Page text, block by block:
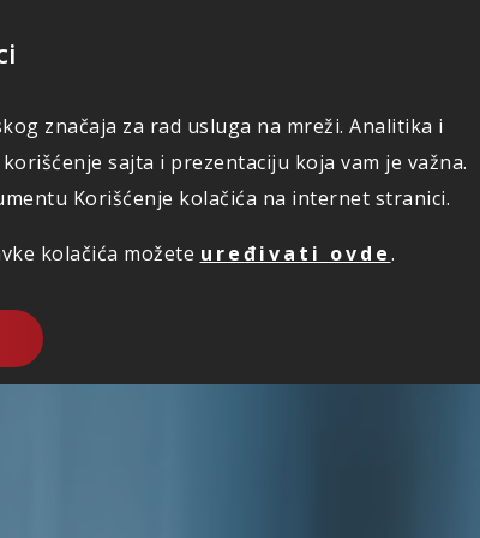
značaja za rad usluga na mreži. Analitika i
sajta i prezentaciju koja vam je važna.
Korišćenje kolačića na internet stranici.
kolačića možete uređivati ovde.
O NAMA